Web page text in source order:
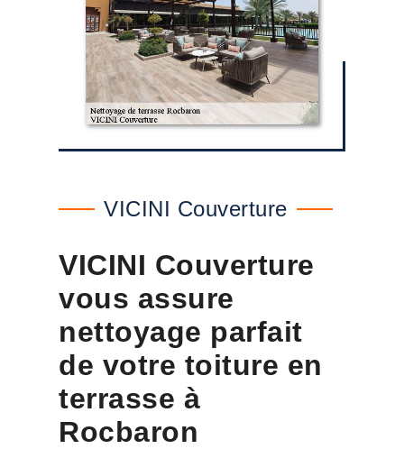
VICINI Couverture
VICINI Couverture
vous assure
nettoyage parfait
de votre toiture en
terrasse à
Rocbaron